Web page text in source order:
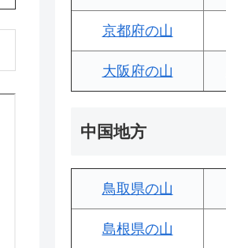
京都府の山
大阪府の山
中国地方
鳥取県の山
島根県の山